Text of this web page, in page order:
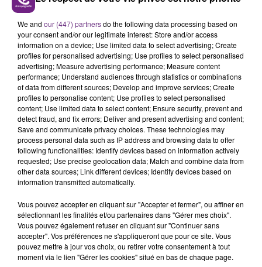
maisons sur pilotis vous attendent au beau milieu des
coteaux.
TITRES DIFFUSÉS
15h38
15h38 15h36
15h36
We and our (447) partnersdo the following data processing based on
your consent and/or our legitimate interest: Store and/or access
information on a device; Use limited data to select advertising; Create
profiles for personalised advertising; Use profiles to select personalised
advertising; Measure advertising performance; Measure content
performance; Understand audiences through statistics or combinations
of data from different sources; Develop and improve services; Create
profiles to personalise content; Use profiles to select personalised
content; Use limited data to select content; Ensure security, prevent and
detect fraud, and fix errors; Deliver and present advertising and content;
Save and communicate privacy choices. These technologies may
process personal data such as IP address and browsing data to offer
following functionalities: Identify devices based on information actively
requested; Use precise geolocation data; Match and combine data from
other data sources; Link different devices; Identify devices based on
information transmitted automatically.
Vous pouvez accepter en cliquant sur "Accepter et fermer", ou affiner en
sélectionnant les finalités et/ou partenaires dans "Gérer mes choix".
Vous pouvez également refuser en cliquant sur "Continuer sans
accepter". Vos préférences ne s'appliqueront que pour ce site. Vous
pouvez mettre à jour vos choix, ou retirer votre consentement à tout
moment via le lien "Gérer les cookies" situé en bas de chaque page.